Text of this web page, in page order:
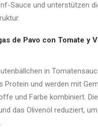
Sauce und unterstützen
de Pavo con Tomate y
in
Protein und werden mit
und Farbe kombiniert.
das Olivenöl reduziert,